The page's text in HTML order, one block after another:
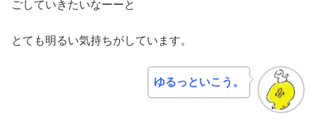
ごしていきたいなーーと
とても明るい気持ちがしています。
ゆるっといこう。